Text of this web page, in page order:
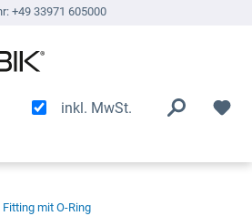
+49 33971 605000
inkl. MwSt.
Fitting mit O-Ring